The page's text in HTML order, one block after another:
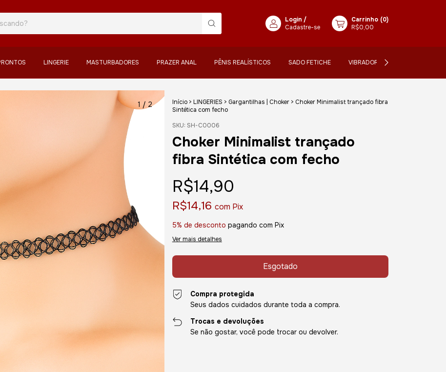
Login /
Cadastre-se
Carrinho (0)
R$0,00
LINGERIE MASTURBADORES PRAZER ANAL PÊNIS REALÍSTICOS SADO FETICHE VIBRADORES
1 / 2 Início > LINGERIES > Gargantilhas | Choker > Choker Minimalist trançado fibra
Sintética com fecho
SKU: SH-C0006
Choker Minimalist trançado
fibra Sintética com fecho
R$14,90
R$14,16 com Pix
5% de desconto pagando com Pix
Ver mais detalhes
Compra protegida
Seus dados cuidados durante toda a compra.
Trocas e devoluções
Se não gostar, você pode trocar ou devolver.